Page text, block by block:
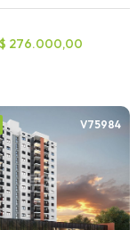
276.000,00
V75984